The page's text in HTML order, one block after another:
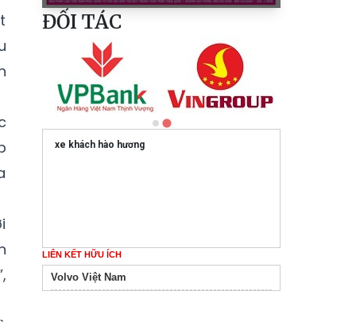
ĐỐI TÁC
xe khách hào hương
LIÊN KẾT HỮU ÍCH
Volvo Việt Nam